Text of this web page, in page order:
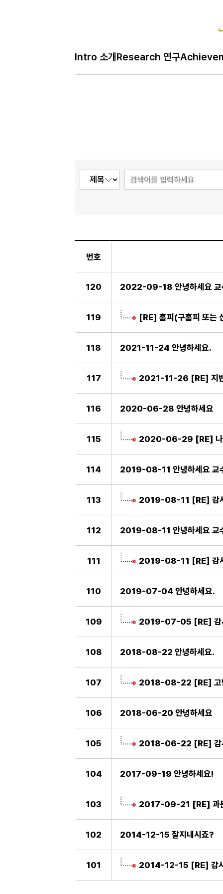
Intro 소개 Research 연구
번호
120 2022-09-18 안녕하세요 교
119 [RE] 홈피(구홈피 또는
118 2021-11-24 안녕하세요.
117 2021-11-26 [RE] 지반
116 2020-06-28 안녕하세요
115 2020-06-29 [RE] 나
114 2019-08-11 안녕하세요 교
113 2019-08-11 [RE] 감사
112 2019-08-11 안녕하세요 교
111 2019-08-11 [RE] 감사
110 2019-07-04 안녕하세요.
109 2019-07-05 [RE] 감
108 2018-08-22 안녕하세요.
107 2018-08-22 [RE] 고
106 2018-06-20 안녕하세요
105 2018-06-22 [RE] 감
104 2017-09-19 안녕하세요!
103 2017-09-21 [RE] 과
102 2014-12-15 잘지내시죠?
101 2014-12-15 [RE] 감